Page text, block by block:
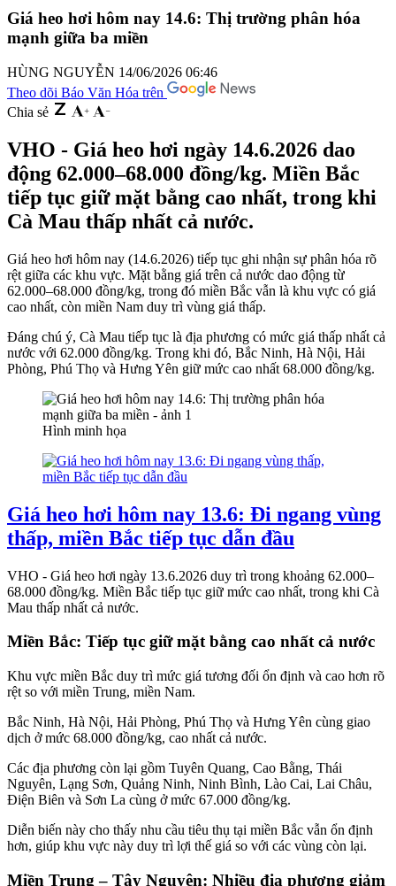
Giá heo hơi hôm nay 14.6: Thị trường phân hóa
mạnh giữa ba miền
HÙNG NGUYỄN 14/06/2026 06:46
Theo dõi Báo Văn Hóa trên
Chia sẻ
VHO - Giá heo hơi ngày 14.6.2026 dao
động 62.000–68.000 đồng/kg. Miền Bắc
tiếp tục giữ mặt bằng cao nhất, trong khi
Cà Mau thấp nhất cả nước.
Giá heo hơi hôm nay (14.6.2026) tiếp tục ghi nhận sự phân hóa rõ
rệt giữa các khu vực. Mặt bằng giá trên cả nước dao động từ
62.000–68.000 đồng/kg, trong đó miền Bắc vẫn là khu vực có giá
cao nhất, còn miền Nam duy trì vùng giá thấp.
Đáng chú ý, Cà Mau tiếp tục là địa phương có mức giá thấp nhất cả
nước với 62.000 đồng/kg. Trong khi đó, Bắc Ninh, Hà Nội, Hải
Phòng, Phú Thọ và Hưng Yên giữ mức cao nhất 68.000 đồng/kg.
Hình minh họa
Giá heo hơi hôm nay 13.6: Đi ngang vùng
thấp, miền Bắc tiếp tục dẫn đầu
VHO - Giá heo hơi ngày 13.6.2026 duy trì trong khoảng 62.000–
68.000 đồng/kg. Miền Bắc tiếp tục giữ mức cao nhất, trong khi Cà
Mau thấp nhất cả nước.
Miền Bắc: Tiếp tục giữ mặt bằng cao nhất cả nước
Khu vực miền Bắc duy trì mức giá tương đối ổn định và cao hơn rõ
rệt so với miền Trung, miền Nam.
Bắc Ninh, Hà Nội, Hải Phòng, Phú Thọ và Hưng Yên cùng giao
dịch ở mức 68.000 đồng/kg, cao nhất cả nước.
Các địa phương còn lại gồm Tuyên Quang, Cao Bằng, Thái
Nguyên, Lạng Sơn, Quảng Ninh, Ninh Bình, Lào Cai, Lai Châu,
Điện Biên và Sơn La cùng ở mức 67.000 đồng/kg.
Diễn biến này cho thấy nhu cầu tiêu thụ tại miền Bắc vẫn ổn định
hơn, giúp khu vực này duy trì lợi thế giá so với các vùng còn lại.
Miền Trung – Tây Nguyên: Nhiều địa phương giảm